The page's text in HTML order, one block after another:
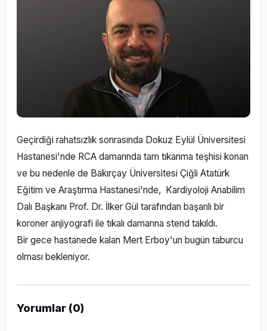
Geçirdiği rahatsızlık sonrasında Dokuz Eylül Üniversitesi
Hastanesi'nde RCA damarında tam tıkanma teşhisi konan
ve bu nedenle de Bakırçay Üniversitesi Çiğli Atatürk
Eğitim ve Araştırma Hastanesi'nde, Kardiyoloji Anabilim
Dalı Başkanı Prof. Dr. İlker Gül tarafından başarılı bir
koroner anjiyografi ile tıkalı damarına stend takıldı.
Bir gece hastanede kalan Mert Erboy'un bugün taburcu
olması bekleniyor.
Yorumlar (0)